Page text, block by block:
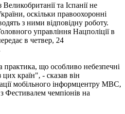
та Іспанії не
оскільки правоохоронні
з ними відповідну роботу.
управління Нацполіції в
в четвер, 24
практика, що особливо небезпечні
цих країн", - сказав він
мобільного інформцентру МВС,
Фестивалем чемпіонів на